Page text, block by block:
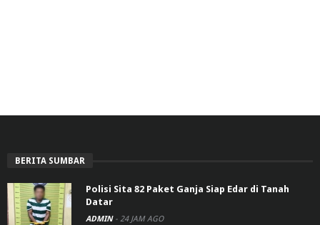
BERITA SUMBAR
Polisi Sita 82 Paket Ganja Siap Edar di Tanah
Datar
ADMIN - 24 JAM AGO